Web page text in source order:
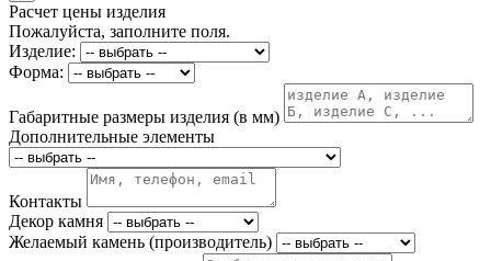
Расчет цены изделия
Пожалуйста, заполните поля.
Изделие:
Форма:
Габаритные размеры изделия (в мм)
Дополнительные элементы
Контакты
Декор камня
Желаемый камень (производитель)